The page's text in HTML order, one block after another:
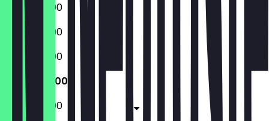
07:30 - 21:00
07:30 - 21:00
07:30 - 21:00
07:30 - 21:00
07:30 - 21:00